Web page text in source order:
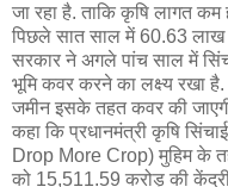
जा रहा है. ताकि कृषि लागत
पिछले सात साल में 60.63 लाख
सरकार ने अगले पांच साल में
भूमि कवर करने का लक्ष्य रखा
जमीन इसके तहत कवर की
कहा कि प्रधानमंत्री कृषि
Drop More Crop) मुहिम के
को 15,511.59 करोड़ की